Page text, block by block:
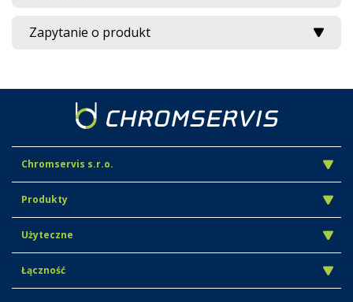
Zapytanie o produkt
Chromservis s.r.o.
Produkty
Użyteczne
Łączność